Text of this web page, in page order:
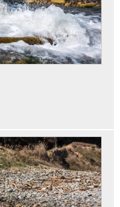
para obra no ceará
obra